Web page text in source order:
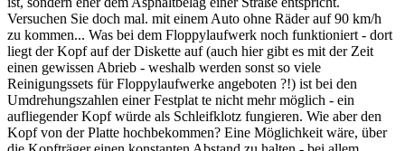
Versuchen Sie doch mal. mit einem Auto ohne Räder auf 90 km/h
zu kommen... Was bei dem Floppylaufwerk noch funktioniert - dort
liegt der Kopf auf der Diskette auf (auch hier gibt es mit der Zeit
einen gewissen Abrieb - weshalb werden sonst so viele
Reinigungssets für Floppylaufwerke angeboten ?!) ist bei den
Umdrehungszahlen einer Festplat te nicht mehr möglich - ein
aufliegender Kopf würde als Schleifklotz fungieren. Wie aber den
Kopf von der Platte hochbekommen? Eine Möglichkeit wäre, über